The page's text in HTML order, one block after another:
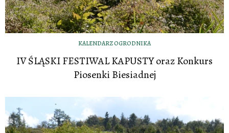
KALENDARZ OGRODNIKA
IV ŚLĄSKI FESTIWAL KAPUSTY oraz Konkurs
Piosenki Biesiadnej